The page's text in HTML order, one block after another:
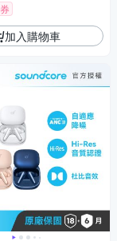
券
加入購物車